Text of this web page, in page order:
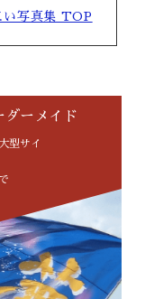
い写真集 TOP
ダーメイド
型サイ